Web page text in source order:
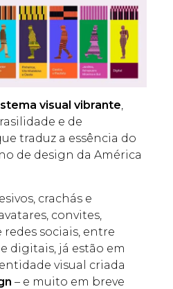
visual vibrante,
e de
traduz a essência do
de design da América
crachás e
convites,
sociais, entre
digitais, já estão em
visual criada
– e muito em breve